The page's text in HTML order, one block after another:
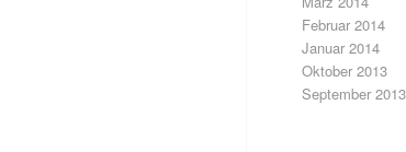
Februar 2014
Januar 2014
Oktober 2013
September 2013